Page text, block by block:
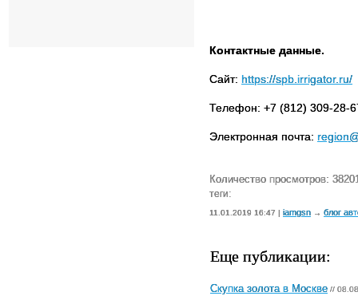
Контактные данные.
Сайт: https://spb.irrigator.ru/
Телефон: +7 (812) 309-28-
Электронная почта:
Количество просмотров:
теги:
11.01.2019 16:47 | iamgsn → блог
Еще публикации:
Скупка золота в Москве //